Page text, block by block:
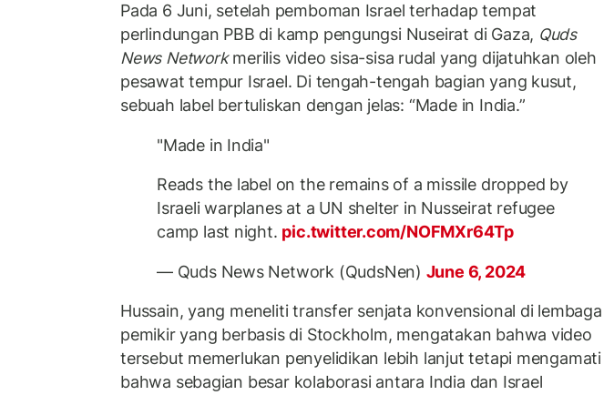
Pada 6 Juni, setelah pemboman Israel terhadap tempat
perlindungan PBB di kamp pengungsi Nuseirat di Gaza, Quds
News Networkmerilis video sisa-sisa rudal yang dijatuhkan oleh
pesawat tempur Israel. Di tengah-tengah bagian yang kusut,
sebuah label bertuliskan dengan jelas: “Made in India.”
"Made in India"
Reads the label on the remains of a missile dropped by
Israeli warplanes at a UN shelter in Nusseirat refugee
camp last night. pic.twitter.com/NOFMXr64Tp
— Quds News Network (QudsNen) June 6, 2024
Hussain, yang meneliti transfer senjata konvensional di lembaga
pemikir yang berbasis di Stockholm, mengatakan bahwa video
tersebut memerlukan penyelidikan lebih lanjut tetapi mengamati
bahwa sebagian besar kolaborasi antara India dan Israel